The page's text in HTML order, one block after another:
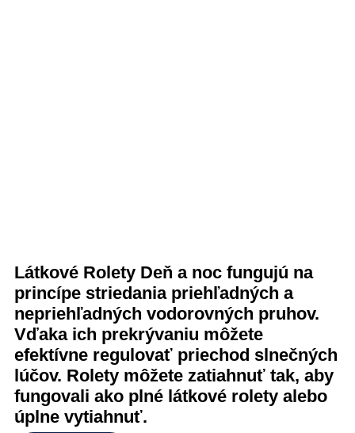
Látkové Rolety Deň a noc fungujú na
princípe striedania priehľadných a
nepriehľadných vodorovných pruhov.
Vďaka ich prekrývaniu môžete
efektívne regulovať priechod slnečných
lúčov. Rolety môžete zatiahnuť tak, aby
fungovali ako plné látkové rolety alebo
úplne vytiahnuť.